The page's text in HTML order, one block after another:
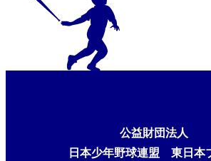
公益財団法人
日本少年野球連盟 東日本